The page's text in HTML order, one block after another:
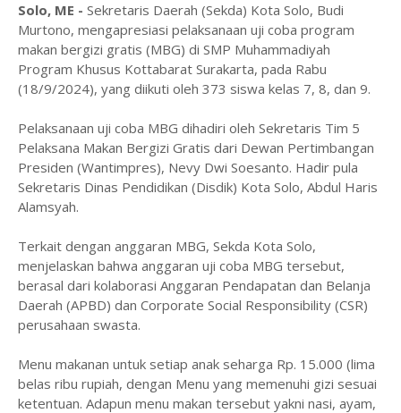
Solo, ME - Sekretaris Daerah (Sekda) Kota Solo, Budi
Murtono, mengapresiasi pelaksanaan uji coba program
makan bergizi gratis (MBG) di SMP Muhammadiyah
Program Khusus Kottabarat Surakarta, pada Rabu
(18/9/2024), yang diikuti oleh 373 siswa kelas 7, 8, dan 9.
Pelaksanaan uji coba MBG dihadiri oleh Sekretaris Tim 5
Pelaksana Makan Bergizi Gratis dari Dewan Pertimbangan
Presiden (Wantimpres), Nevy Dwi Soesanto. Hadir pula
Sekretaris Dinas Pendidikan (Disdik) Kota Solo, Abdul Haris
Alamsyah.
Terkait dengan anggaran MBG, Sekda Kota Solo,
menjelaskan bahwa anggaran uji coba MBG tersebut,
berasal dari kolaborasi Anggaran Pendapatan dan Belanja
Daerah (APBD) dan Corporate Social Responsibility (CSR)
perusahaan swasta.
Menu makanan untuk setiap anak seharga Rp. 15.000 (lima
belas ribu rupiah, dengan Menu yang memenuhi gizi sesuai
ketentuan. Adapun menu makan tersebut yakni nasi, ayam,